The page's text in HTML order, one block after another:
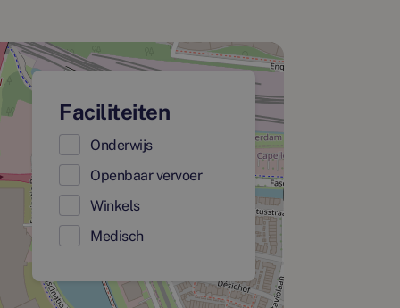
Faciliteiten
Onderwijs
Openbaar vervoer
Winkels
Medisch